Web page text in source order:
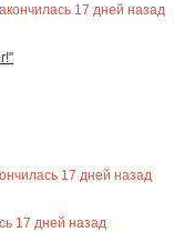
17 дней назад
17 дней назад
17 дней назад